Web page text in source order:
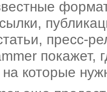
пресс-
покажет,
которые